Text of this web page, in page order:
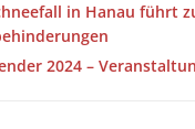
in Hanau führt
2024 –